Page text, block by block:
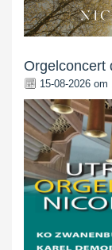
Orgelconcert
15-08-2026 om